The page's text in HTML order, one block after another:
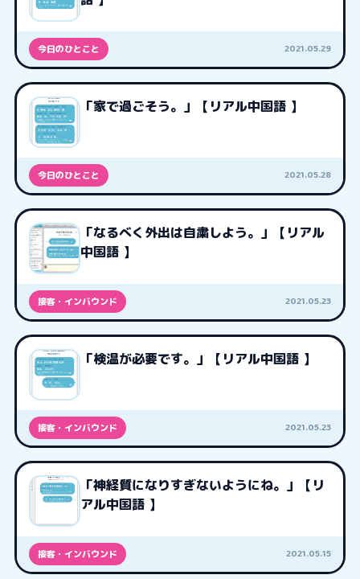
今日のひとこと 2021.05.29
「家で過ごそう。」【リアル中国語 】
今日のひとこと 2021.05.28
「なるべく外出は自粛しよう。」【リアル
中国語 】
接客・インバウンド 2021.05.23
「検温が必要です。」【リアル中国語 】
接客・インバウンド 2021.05.23
「神経質になりすぎないようにね。」【リ
アル中国語 】
接客・インバウンド 2021.05.15